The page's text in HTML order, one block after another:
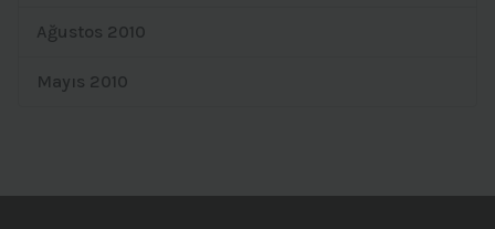
Ağustos 2010
Mayıs 2010